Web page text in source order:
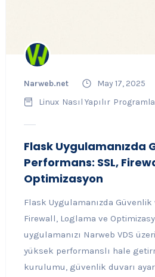
Narweb.net
May 17, 2025
Linux Nasıl Yapılır
Flask Uygulamanızda
Performans: SSL,
Optimizasyon
Flask Uygulamanızda Güvenlik
Firewall, Loglama ve
uygulamanızı Narweb VDS
yüksek performanslı hale
kurulumu, güvenlik duvarı